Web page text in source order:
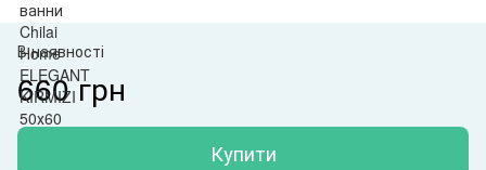
В наявності
660 грн
Купити